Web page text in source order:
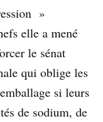
»
elle a mené
le sénat
qui oblige les
si leurs
de sodium, de